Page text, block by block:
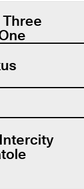
Three